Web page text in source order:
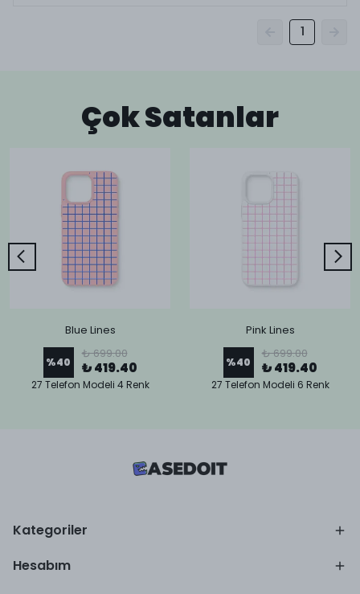
1
Çok Satanlar
Blue Lines
%40
₺ 699.00
₺ 419.40
27 Telefon Modeli 4 Renk
Pink Lines
%40
₺ 699.00
₺ 419.40
27 Telefon Modeli 6 Renk
Kategoriler
Hesabım